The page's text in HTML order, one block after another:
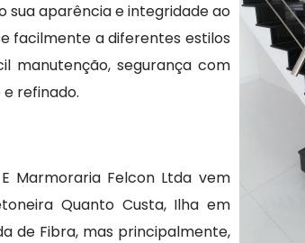
sua aparência e integridade ao
facilmente a diferentes estilos
manutenção, segurança com
refinado.
Marmoraria Felcon Ltda vem
Quanto Custa, Ilha em
de Fibra, mas principalmente,